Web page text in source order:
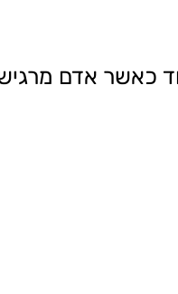
כאשר אדם